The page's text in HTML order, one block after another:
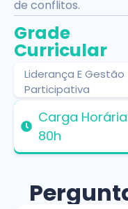
de conflitos.
Grade
Curricular
Liderança E Gestão
Participativa
Carga
80h